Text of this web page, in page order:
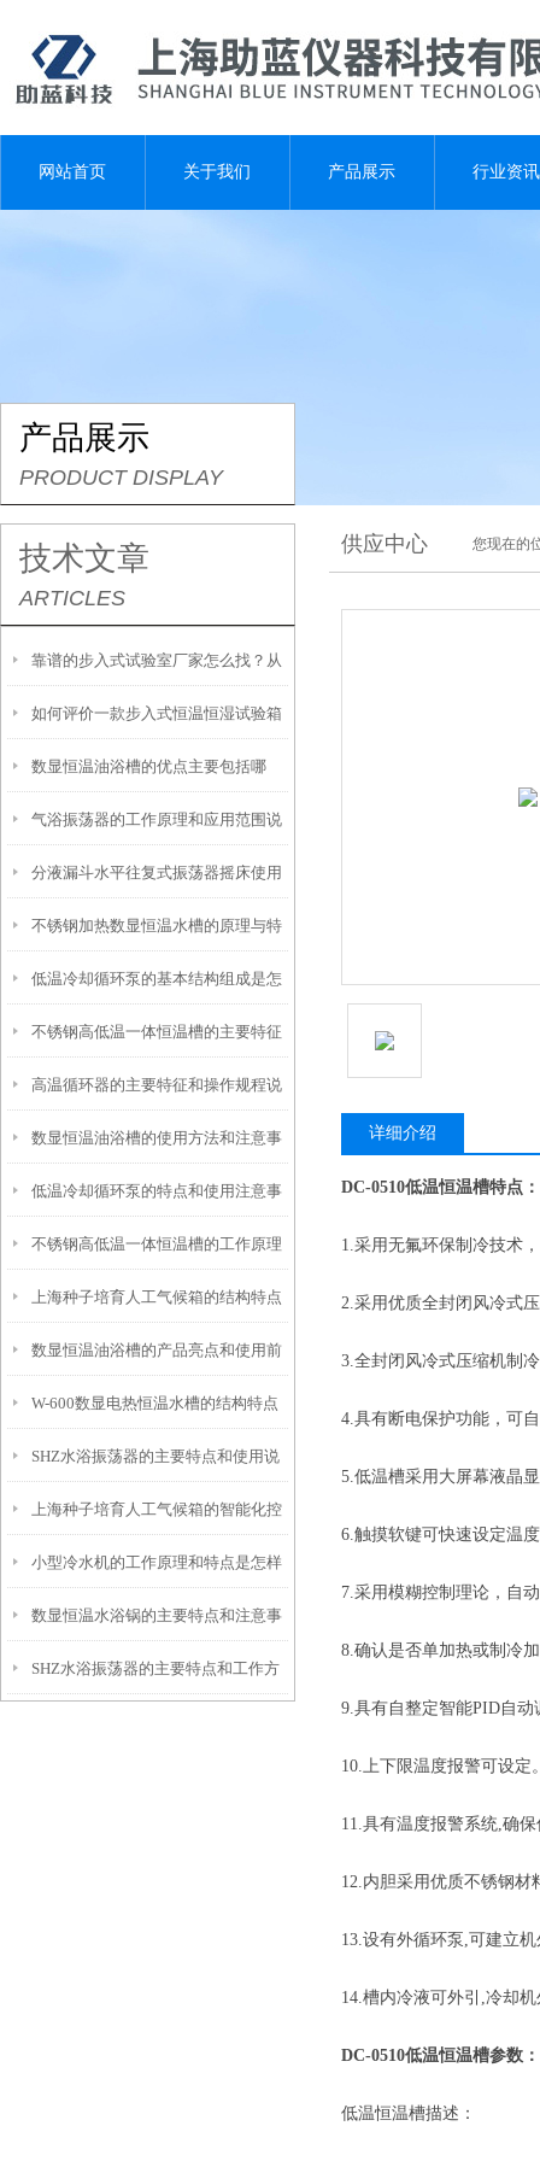
网站首页 关于我们 产品展示 行业资讯
产品展示
PRODUCT DISPLAY
技术文章
ARTICLES
靠谱的步入式试验室厂家怎么找？从
信誉和资质入手
如何评价一款步入式恒温恒湿试验箱
的好坏？
数显恒温油浴槽的优点主要包括哪
些？
气浴振荡器的工作原理和应用范围说
明
分液漏斗水平往复式振荡器摇床使用
时需要注意这几点
不锈钢加热数显恒温水槽的原理与特
点是怎样的？
低温冷却循环泵的基本结构组成是怎
样的？
不锈钢高低温一体恒温槽的主要特征
和使用要点说明
高温循环器的主要特征和操作规程说
明
数显恒温油浴槽的使用方法和注意事
项
低温冷却循环泵的特点和使用注意事
项
不锈钢高低温一体恒温槽的工作原理
和控制系统介绍
上海种子培育人工气候箱的结构特点
与优势介绍
数显恒温油浴槽的产品亮点和使用前
安全须知
W-600数显电热恒温水槽的结构特点
与注意事项
SHZ水浴振荡器的主要特点和使用说
明
上海种子培育人工气候箱的智能化控
制技术和功能特性
小型冷水机的工作原理和特点是怎样
的？
数显恒温水浴锅的主要特点和注意事
项
SHZ水浴振荡器的主要特点和工作方
供应中心 您现在的
详细介绍
DC-0510低温恒温槽特点：
1.采用无氟环保制冷技术
2.采用优质全封闭风冷式
3.全封闭风冷式压缩机制
4.具有断电保护功能，可
5.低温槽采用大屏幕液晶
6.触摸软键可快速设定温
7.采用模糊控制理论，自
8.确认是否单加热或制冷
9.具有自整定智能PID自动
10.上下限温度报警可设定
11.具有温度报警系统,确
12.内胆采用优质不锈钢材
13.设有外循环泵,可建立
14.槽内冷液可外引,冷却
DC-0510低温恒温槽参数：
低温恒温槽描述：